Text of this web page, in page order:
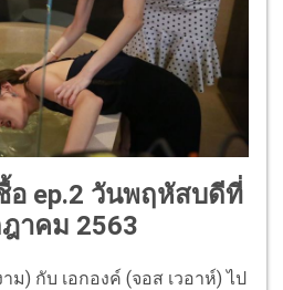
อ ep.2 วันพฤหัสบดีที่
าคม 2563
ม) กับ เอกองค์ (จอส เวอาห์) ไป